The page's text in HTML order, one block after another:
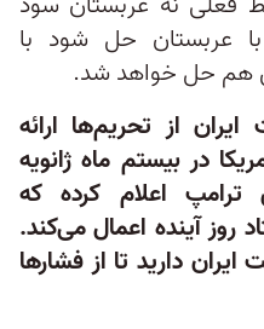
عربستان حل شود با
هم حل خواهد شد.
از تحریم‌ها ارائه
در بیستم ماه ژانویه
ترامپ اعلام کرده که
روز آینده اعمال می‌کند.
دارید تا از فشارها